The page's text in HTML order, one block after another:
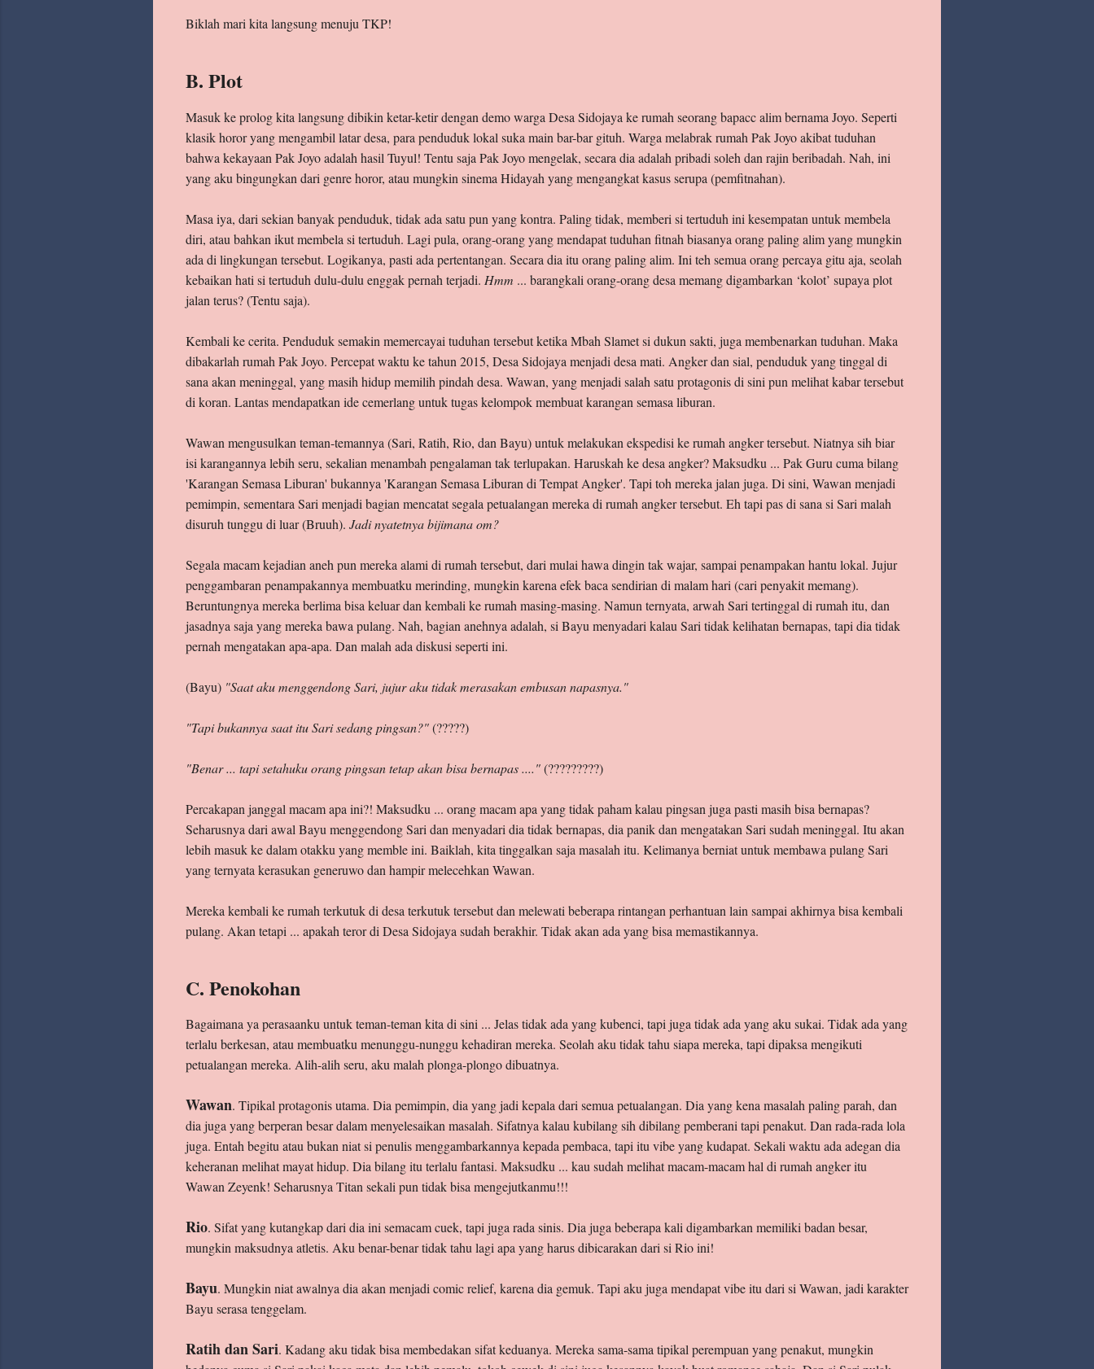
Biklah mari kita langsung menuju TKP!
B. Plot
Masuk ke prolog kita langsung dibikin ketar-ketir dengan demo warga Desa Sidojaya ke rumah seorang bapacc alim bernama Joyo. Seperti
klasik horor yang mengambil latar desa, para penduduk lokal suka main bar-bar gituh. Warga melabrak rumah Pak Joyo akibat tuduhan
bahwa kekayaan Pak Joyo adalah hasil Tuyul! Tentu saja Pak Joyo mengelak, secara dia adalah pribadi soleh dan rajin beribadah. Nah, ini
yang aku bingungkan dari genre horor, atau mungkin sinema Hidayah yang mengangkat kasus serupa (pemfitnahan).
Masa iya, dari sekian banyak penduduk, tidak ada satu pun yang kontra. Paling tidak, memberi si tertuduh ini kesempatan untuk membela
diri, atau bahkan ikut membela si tertuduh. Lagi pula, orang-orang yang mendapat tuduhan fitnah biasanya orang paling alim yang mungkin
ada di lingkungan tersebut. Logikanya, pasti ada pertentangan. Secara dia itu orang paling alim. Ini teh semua orang percaya gitu aja, seolah
kebaikan hati si tertuduh dulu-dulu enggak pernah terjadi. Hmm ... barangkali orang-orang desa memang digambarkan ‘kolot’ supaya plot
jalan terus? (Tentu saja).
Kembali ke cerita. Penduduk semakin memercayai tuduhan tersebut ketika Mbah Slamet si dukun sakti, juga membenarkan tuduhan. Maka
dibakarlah rumah Pak Joyo. Percepat waktu ke tahun 2015, Desa Sidojaya menjadi desa mati. Angker dan sial, penduduk yang tinggal di
sana akan meninggal, yang masih hidup memilih pindah desa. Wawan, yang menjadi salah satu protagonis di sini pun melihat kabar tersebut
di koran. Lantas mendapatkan ide cemerlang untuk tugas kelompok membuat karangan semasa liburan.
Wawan mengusulkan teman-temannya (Sari, Ratih, Rio, dan Bayu) untuk melakukan ekspedisi ke rumah angker tersebut. Niatnya sih biar
isi karangannya lebih seru, sekalian menambah pengalaman tak terlupakan. Haruskah ke desa angker? Maksudku ... Pak Guru cuma bilang
'Karangan Semasa Liburan' bukannya 'Karangan Semasa Liburan di Tempat Angker'. Tapi toh mereka jalan juga. Di sini, Wawan menjadi
pemimpin, sementara Sari menjadi bagian mencatat segala petualangan mereka di rumah angker tersebut. Eh tapi pas di sana si Sari malah
disuruh tunggu di luar (Bruuh). Jadi nyatetnya bijimana om?
Segala macam kejadian aneh pun mereka alami di rumah tersebut, dari mulai hawa dingin tak wajar, sampai penampakan hantu lokal. Jujur
penggambaran penampakannya membuatku merinding, mungkin karena efek baca sendirian di malam hari (cari penyakit memang).
Beruntungnya mereka berlima bisa keluar dan kembali ke rumah masing-masing. Namun ternyata, arwah Sari tertinggal di rumah itu, dan
jasadnya saja yang mereka bawa pulang. Nah, bagian anehnya adalah, si Bayu menyadari kalau Sari tidak kelihatan bernapas, tapi dia tidak
pernah mengatakan apa-apa. Dan malah ada diskusi seperti ini.
(Bayu) "Saat aku menggendong Sari, jujur aku tidak merasakan embusan napasnya."
"Tapi bukannya saat itu Sari sedang pingsan?"(?????)
"Benar ... tapi setahuku orang pingsan tetap akan bisa bernapas ...."(?????????)
Percakapan janggal macam apa ini?! Maksudku ... orang macam apa yang tidak paham kalau pingsan juga pasti masih bisa bernapas?
Seharusnya dari awal Bayu menggendong Sari dan menyadari dia tidak bernapas, dia panik dan mengatakan Sari sudah meninggal. Itu akan
lebih masuk ke dalam otakku yang memble ini. Baiklah, kita tinggalkan saja masalah itu. Kelimanya berniat untuk membawa pulang Sari
yang ternyata kerasukan generuwo dan hampir melecehkan Wawan.
Mereka kembali ke rumah terkutuk di desa terkutuk tersebut dan melewati beberapa rintangan perhantuan lain sampai akhirnya bisa kembali
pulang. Akan tetapi ... apakah teror di Desa Sidojaya sudah berakhir. Tidak akan ada yang bisa memastikannya.
C. Penokohan
Bagaimana ya perasaanku untuk teman-teman kita di sini ... Jelas tidak ada yang kubenci, tapi juga tidak ada yang aku sukai. Tidak ada yang
terlalu berkesan, atau membuatku menunggu-nunggu kehadiran mereka. Seolah aku tidak tahu siapa mereka, tapi dipaksa mengikuti
petualangan mereka. Alih-alih seru, aku malah plonga-plongo dibuatnya.
Wawan. Tipikal protagonis utama. Dia pemimpin, dia yang jadi kepala dari semua petualangan. Dia yang kena masalah paling parah, dan
dia juga yang berperan besar dalam menyelesaikan masalah. Sifatnya kalau kubilang sih dibilang pemberani tapi penakut. Dan rada-rada lola
juga. Entah begitu atau bukan niat si penulis menggambarkannya kepada pembaca, tapi itu vibe yang kudapat. Sekali waktu ada adegan dia
keheranan melihat mayat hidup. Dia bilang itu terlalu fantasi. Maksudku ... kau sudah melihat macam-macam hal di rumah angker itu
Wawan Zeyenk! Seharusnya Titan sekali pun tidak bisa mengejutkanmu!!!
Rio. Sifat yang kutangkap dari dia ini semacam cuek, tapi juga rada sinis. Dia juga beberapa kali digambarkan memiliki badan besar,
mungkin maksudnya atletis. Aku benar-benar tidak tahu lagi apa yang harus dibicarakan dari si Rio ini!
Bayu. Mungkin niat awalnya dia akan menjadi comic relief, karena dia gemuk. Tapi aku juga mendapat vibe itu dari si Wawan, jadi karakter
Bayu serasa tenggelam.
Ratih dan Sari. Kadang aku tidak bisa membedakan sifat keduanya. Mereka sama-sama tipikal perempuan yang penakut, mungkin